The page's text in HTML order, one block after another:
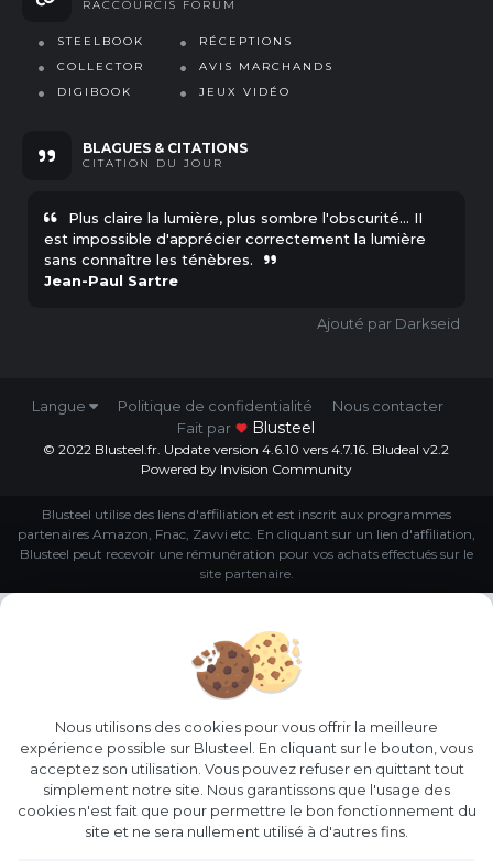
RACCOURCIS FORUM
STEELBOOK
COLLECTOR
DIGIBOOK
RÉCEPTIONS
AVIS MARCHANDS
JEUX VIDÉO
BLAGUES & CITATIONS
CITATION DU JOUR
Plus claire la lumière, plus sombre l'obscurité... II
est impossible d'apprécier correctement la lumière
sans connaître les ténèbres.
Jean-Paul Sartre
Darkseid
Langue Politique de confidentialité
Nous contacter
Fait par
Blusteel
© 2022 Blusteel.fr. Update version 4.6.10 vers 4.7.16. Bludeal v2.2
Powered by Invision Community
Blusteel utilise des liens d'affiliation et est inscrit aux programmes
partenaires Amazon, Fnac, Zavvi etc. En cliquant sur un lien d'affiliation,
Blusteel peut recevoir une rémunération pour vos achats effectués sur le
site partenaire.
Nous utilisons des cookies pour vous offrir la meilleure
expérience possible sur Blusteel. En cliquant sur le bouton, vous
acceptez son utilisation. Vous pouvez refuser en quittant tout
simplement notre site. Nous garantissons que l'usage des
cookies n'est fait que pour permettre le bon fonctionnement du
site et ne sera nullement utilisé à d'autres fins.